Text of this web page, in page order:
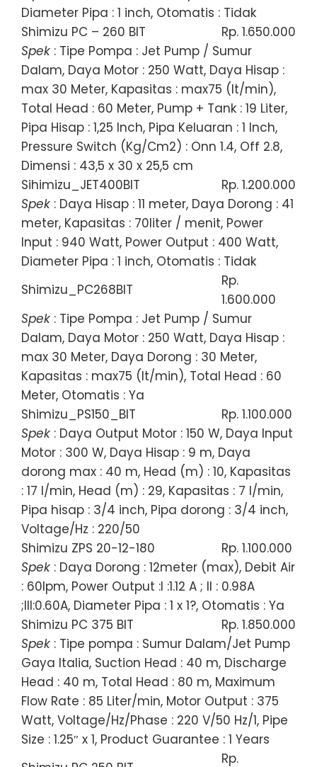
Diameter Pipa : 1 inch, Otomatis : Tidak
Shimizu PC – 260 BIT
Rp. 1.650.000
Spek : Tipe Pompa : Jet Pump / Sumur
Dalam, Daya Motor : 250 Watt, Daya Hisap :
max 30 Meter, Kapasitas : max75 (lt/min),
Total Head : 60 Meter, Pump + Tank : 19 Liter,
Pipa Hisap : 1,25 Inch, Pipa Keluaran : 1 Inch,
Pressure Switch (Kg/Cm2) : Onn 1.4, Off 2.8,
Dimensi : 43,5 x 30 x 25,5 cm
Sihimizu_JET400BIT
Rp. 1.200.000
Spek : Daya Hisap : 11 meter, Daya Dorong : 41
meter, Kapasitas : 70liter / menit, Power
Input : 940 Watt, Power Output : 400 Watt,
Diameter Pipa : 1 inch, Otomatis : Tidak
Shimizu_PC268BIT
Rp.
1.600.000
Spek : Tipe Pompa : Jet Pump / Sumur
Dalam, Daya Motor : 250 Watt, Daya Hisap :
max 30 Meter, Daya Dorong : 30 Meter,
Kapasitas : max75 (lt/min), Total Head : 60
Meter, Otomatis : Ya
Shimizu_PS150_BIT
Rp. 1.100.000
Spek : Daya Output Motor : 150 W, Daya Input
Motor : 300 W, Daya Hisap : 9 m, Daya
dorong max : 40 m, Head (m) : 10, Kapasitas
: 17 l/min, Head (m) : 29, Kapasitas : 7 l/min,
Pipa hisap : 3/4 inch, Pipa dorong : 3/4 inch,
Voltage/Hz : 220/50
Shimizu ZPS 20-12-180
Rp. 1.100.000
Spek : Daya Dorong : 12meter (max), Debit Air
: 60lpm, Power Output :I :1.12 A ; II : 0.98A
;III:0.60A, Diameter Pipa : 1 x 1?, Otomatis : Ya
Shimizu PC 375 BIT
Rp. 1.850.000
Spek : Tipe pompa : Sumur Dalam/Jet Pump
Gaya Italia, Suction Head : 40 m, Discharge
Head : 40 m, Total Head : 80 m, Maximum
Flow Rate : 85 Liter/min, Motor Output : 375
Watt, Voltage/Hz/Phase : 220 V/50 Hz/1, Pipe
Size : 1.25″ x 1, Product Guarantee : 1 Years
Rp.